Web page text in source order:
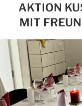
AKTION
MIT